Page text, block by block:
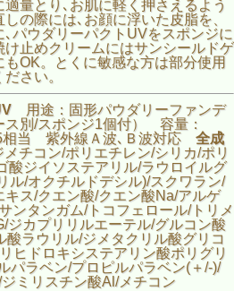
量とり､お肌に軽く押さえるよう
の際には､お顔に浮いた皮脂を、
パウダリーパクトUVをスポンジに
止めクリームにはサンシールドゲ
OK。とくに敏感な方は部分使用
さい。
用途：固形パウダリーファンデ
別/スポンジ1個付） 容量：
当 紫外線Ａ波､Ｂ波対応 全成
チコン/ポリエチレン/シリカ/ポリ
酸ジイソステアリル/ラウロイルグ
ル/オクチルドデシル)/スクワラン/
ス/クエン酸/クエン酸Na/アルゲ
ンタンガム/トコフェロール/トリメ
ジカプリリルエーテル/グルコン酸
酸ラウリル/ジメタクリル酸グリコ
ヒドロキシステアリン酸ポリグリ
パラベン/プロピルパラベン(＋/-)/
ミリスチン酸Al/メチコン